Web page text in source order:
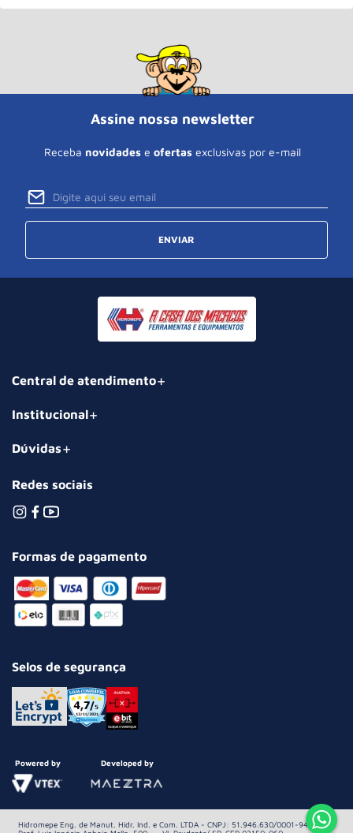
Assine nossa newsletter
Receba novidades e ofertas exclusivas por e-mail
ENVIAR
Central de atendimento
Institucional
Dúvidas
Redes sociais
Formas de pagamento
Selos de segurança
Powered by Developed by
Hidromepe Eng. de Manut. Hidr. Ind. e Com. LTDA - CNPJ: 51.946.630/0001-94 Av.